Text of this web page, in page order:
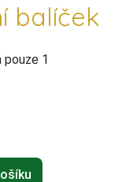
balíček
pouze 1